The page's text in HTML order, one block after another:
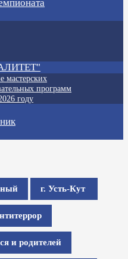
мастерских
программ
году
г. Усть-Кут
и родителей